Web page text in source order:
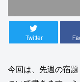
Twitter
今回は、先週の宿